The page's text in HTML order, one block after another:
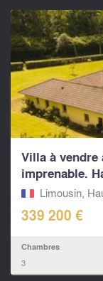
Villa à vendre
imprenable.
Limousin,
339 200 €
Chambres
3